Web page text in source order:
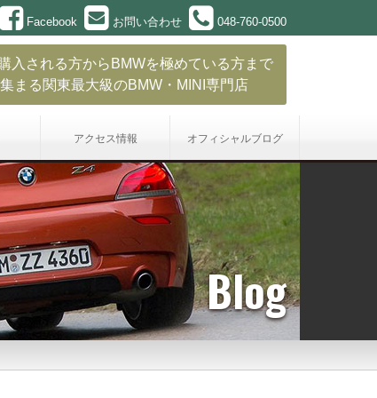
Facebook お問い合わせ 048-760-0500
入される方からBMWを極めている方まで
まる関東最大級のBMW・MINI専門店
アクセス情報 オフィシャルブログ
Blog